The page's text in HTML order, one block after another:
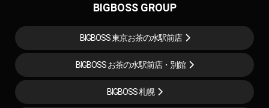
BIGBOSS GROUP
BIGBOSS 東京お茶の水駅前店
BIGBOSS お茶の水駅前店・別館
BIGBOSS 札幌